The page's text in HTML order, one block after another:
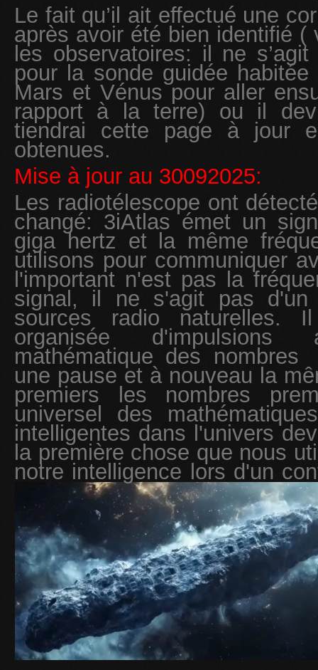
Le fait qu’il ait effectué une
après avoir été bien identifié
les observatoires: il ne
pour la sonde guidée
Mars et Vénus pour aller
rapport à la terre) ou il
tiendrai cette page à jour
obtenues.
Mise à jour au 30092025:
Les radiotélescope ont
changé: 3iAtlas émet un
giga hertz et la même
utilisons pour communiquer
l'important n'est pas la
signal, il ne s'agit pas d'un
sources radio naturelles.
organisée
mathématique des nombres
une pause et à nouveau la
premiers les nombres
universel des
intelligentes dans l'univers
la première chose que nous
notre intelligence lors d'un